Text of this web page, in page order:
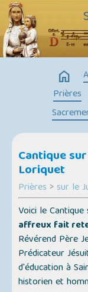
home
Prières
Cantique
Loriquet
Prières >sur le
Voici le
affreux fait
Révérend Père
Prédicateur
d'éducation à
historien et